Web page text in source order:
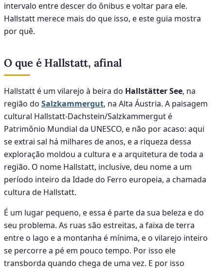
intervalo entre descer do ônibus e voltar para ele.
Hallstatt merece mais do que isso, e este guia mostra
por quê.
O que é Hallstatt, afinal
Hallstatt é um vilarejo à beira do Hallstätter See, na
região do Salzkammergut, na Alta Áustria. A paisagem
cultural Hallstatt-Dachstein/Salzkammergut é
Patrimônio Mundial da UNESCO, e não por acaso: aqui
se extrai sal há milhares de anos, e a riqueza dessa
exploração moldou a cultura e a arquitetura de toda a
região. O nome Hallstatt, inclusive, deu nome a um
período inteiro da Idade do Ferro europeia, a chamada
cultura de Hallstatt.
É um lugar pequeno, e essa é parte da sua beleza e do
seu problema. As ruas são estreitas, a faixa de terra
entre o lago e a montanha é mínima, e o vilarejo inteiro
se percorre a pé em pouco tempo. Por isso ele
transborda quando chega de uma vez. E por isso